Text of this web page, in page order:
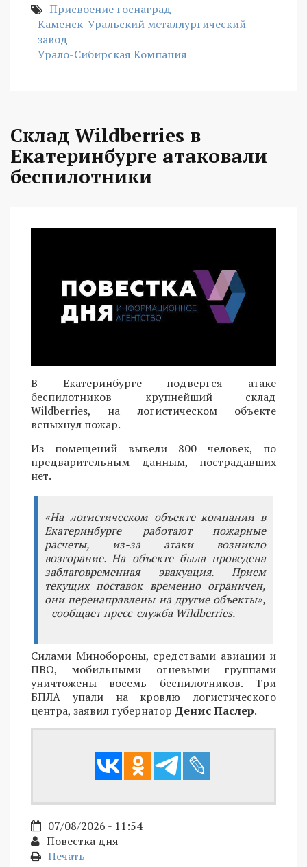
Присвоение госнаград
Каменск-Уральский металлургический
завод
Урало-Сибирская Компания
Склад Wildberries в
Екатеринбурге атаковали
беспилотники
В Екатеринбурге подвергся атаке
беспилотников крупнейший склад
Wildberries, на логистическом объекте
вспыхнул пожар.
Из помещений вывели 800 человек, по
предварительным данным, пострадавших
нет.
«На логистическом объекте компании в
Екатеринбурге работают пожарные
расчеты, из-за атаки возникло
возгорание. На объекте была проведена
заблаговременная эвакуация. Прием
текущих поставок временно ограничен,
они перенаправлены на другие объекты»,
- сообщает пресс-служба Wildberries.
Силами Минобороны, средствами авиации и
ПВО, мобильными огневыми группами
уничтожены восемь беспилотников. Три
БПЛА упали на кровлю логистического
центра, заявил губернатор Денис Паслер.
07/08/2026 - 11:54
Повестка дня
Печать